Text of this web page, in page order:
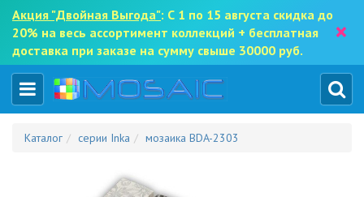
Акция "Двойная Выгода": С 1 по 15 августа скидка до
20% на весь ассортимент коллекций + бесплатная
доставка при заказе на сумму свыше 30000 руб.
×
Каталог серии Inka мозаика BDA-2303